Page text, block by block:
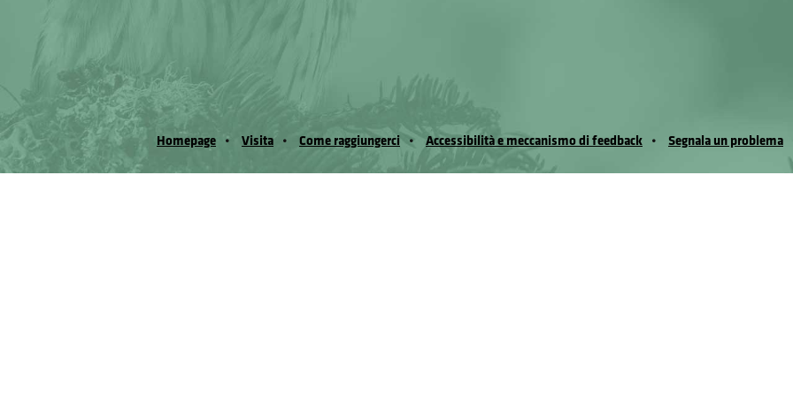
Homepage Visita Come raggiungerci Accessibilità e meccanismo di feedback Segnala un problema